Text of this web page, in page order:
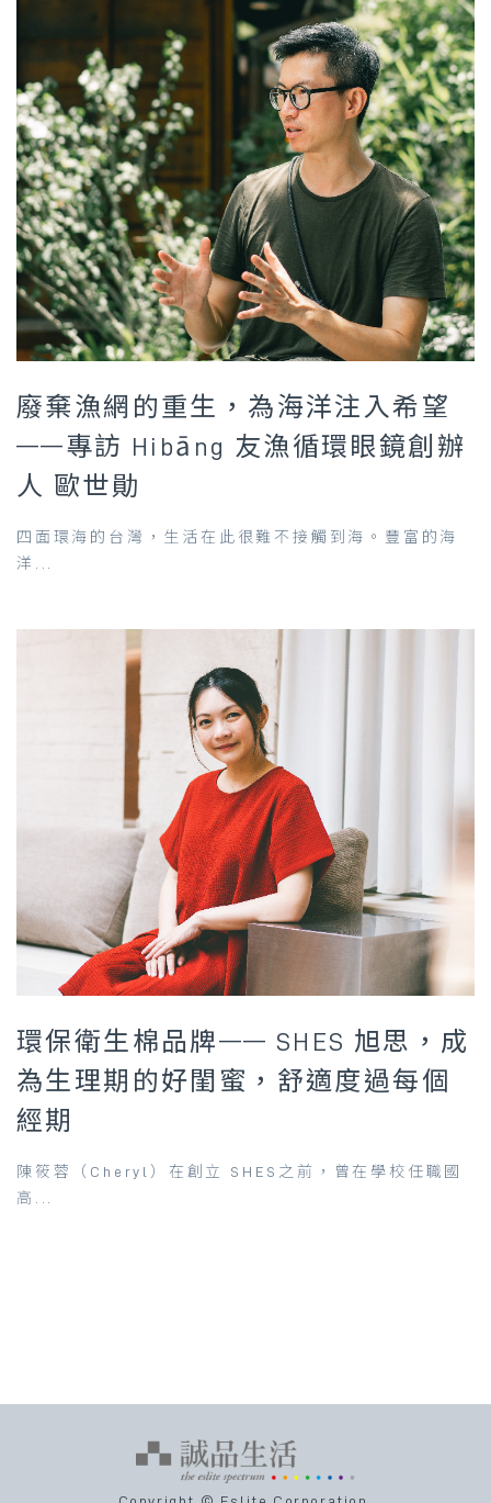
廢棄漁網的重生，為海洋注入希望
——專訪 Hibāng 友漁循環眼鏡創辦
人 歐世勛
四面環海的台灣，生活在此很難不接觸到海。豐富的海
洋...
環保衛生棉品牌—— SHES 旭思，成
為生理期的好閨蜜，舒適度過每個
經期
陳筱蓉（Cheryl）在創立 SHES之前，曾在學校任職國
高...